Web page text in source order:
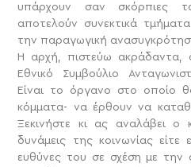
υπάρχουν σαν σκόρπιες
αποτελούν συνεκτικά
την παραγωγική
Η αρχή, πιστεύω ακράδαντα,
Εθνικό Συμβούλιο
Είναι το όργανο στο οποίο
κόμματα- να έρθουν να
Ξεκινήστε κι ας αναλάβει ο
δυνάμεις της κοινωνίας είτε
ευθύνες του σε σχέση με την